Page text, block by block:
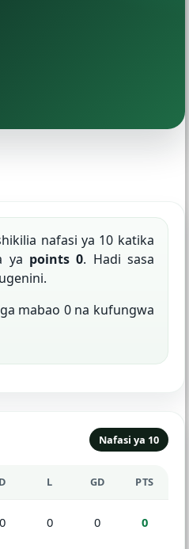
nafasi ya 10 katika
ya points 0. Hadi sasa
mabao 0 na kufungwa
Nafasi ya 10
D L GD PTS
0 0 0 0